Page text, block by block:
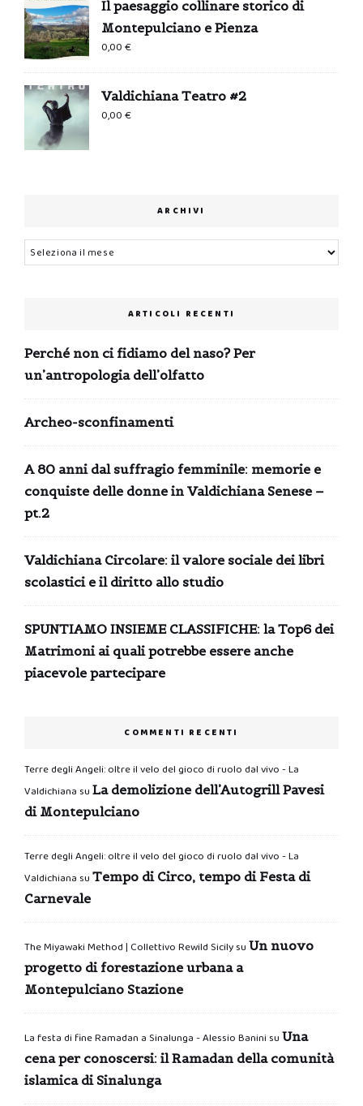
Il paesaggio collinare storico di
Montepulciano e Pienza
0,00€
Valdichiana Teatro #2
0,00€
ARCHIVI
Archivi
ARTICOLI RECENTI
Perché non ci fidiamo del naso? Per
un’antropologia dell’olfatto
Archeo-sconfinamenti
A 80 anni dal suffragio femminile: memorie e
conquiste delle donne in Valdichiana Senese –
pt.2
Valdichiana Circolare: il valore sociale dei libri
scolastici e il diritto allo studio
SPUNTIAMO INSIEME CLASSIFICHE: la Top6 dei
Matrimoni ai quali potrebbe essere anche
piacevole partecipare
COMMENTI RECENTI
Terre degli Angeli: oltre il velo del gioco di ruolo dal vivo - La
Valdichiana su La demolizione dell’Autogrill Pavesi
di Montepulciano
Terre degli Angeli: oltre il velo del gioco di ruolo dal vivo - La
Valdichiana su Tempo di Circo, tempo di Festa di
Carnevale
The Miyawaki Method | Collettivo Rewild Sicilysu Un nuovo
progetto di forestazione urbana a
Montepulciano Stazione
La festa di fine Ramadan a Sinalunga - Alessio Banini su Una
cena per conoscersi: il Ramadan della comunità
islamica di Sinalunga